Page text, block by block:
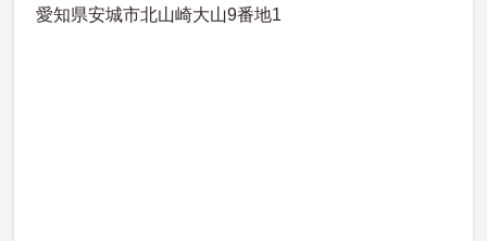
愛知県安城市北山崎大山9番地1